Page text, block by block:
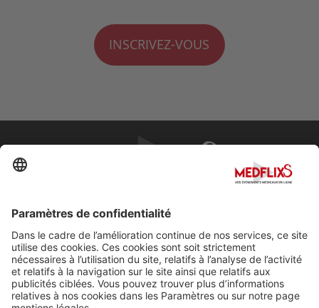
INSCRIVEZ-VOUS
À propos de MedflixS®
Aide
Contact
Mentions légales